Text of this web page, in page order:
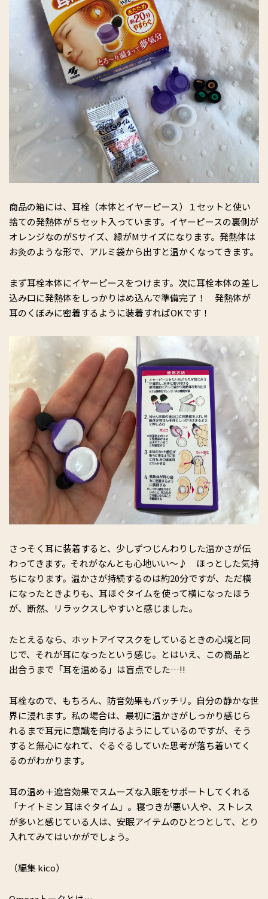
商品の箱には、耳栓（本体とイヤーピース）１セットと使い
捨ての発熱体が５セット入っています。イヤーピースの裏側が
オレンジなのがSサイズ、緑がMサイズになります。発熱体は
お灸のような形で、アルミ袋から出すと温かくなってきます。
まず耳栓本体にイヤーピースをつけます。次に耳栓本体の差し
込み口に発熱体をしっかりはめ込んで準備完了！ 発熱体が
耳のくぼみに密着するように装着すればOKです！
さっそく耳に装着すると、少しずつじんわりした温かさが伝
わってきます。それがなんとも心地いい～♪ ほっとした気持
ちになります。温かさが持続するのは約20分ですが、ただ横
になったときよりも、耳ほぐタイムを使って横になったほう
が、断然、リラックスしやすいと感じました。
たとえるなら、ホットアイマスクをしているときの心境と同
じで、それが耳になったという感じ。とはいえ、この商品と
出合うまで「耳を温める」は盲点でした…!!
耳栓なので、もちろん、防音効果もバッチリ。自分の静かな世
界に浸れます。私の場合は、最初に温かさがしっかり感じら
れるまで耳元に意識を向けるようにしているのですが、そう
すると無心になれて、ぐるぐるしていた思考が落ち着いてく
るのがわかります。
耳の温め＋遮音効果でスムーズな入眠をサポートしてくれる
「ナイトミン 耳ほぐタイム」。寝つきが悪い人や、ストレス
が多いと感じている人は、安眠アイテムのひとつとして、とり
入れてみてはいかがでしょう。
（編集 kico）